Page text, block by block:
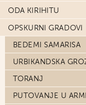
ODA KIRIHITU
OPSKURNI GRADOVI
BEDEMI SAMARISA
URBIKANDSKA
TORANJ
PUTOVANJE U